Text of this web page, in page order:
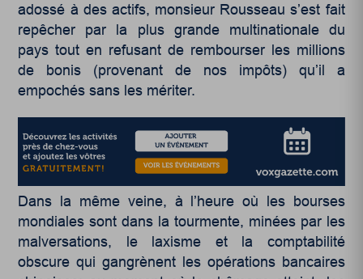
adossé à des actifs, monsieur Rousseau s’est fait
repêcher par la plus grande multinationale du
pays tout en refusant de rembourser les millions
de bonis (provenant de nos impôts) qu’il a
empochés sans les mériter.
Dans la même veine, à l’heure où les bourses
mondiales sont dans la tourmente, minées par les
malversations, le laxisme et la comptabilité
obscure qui gangrènent les opérations bancaires